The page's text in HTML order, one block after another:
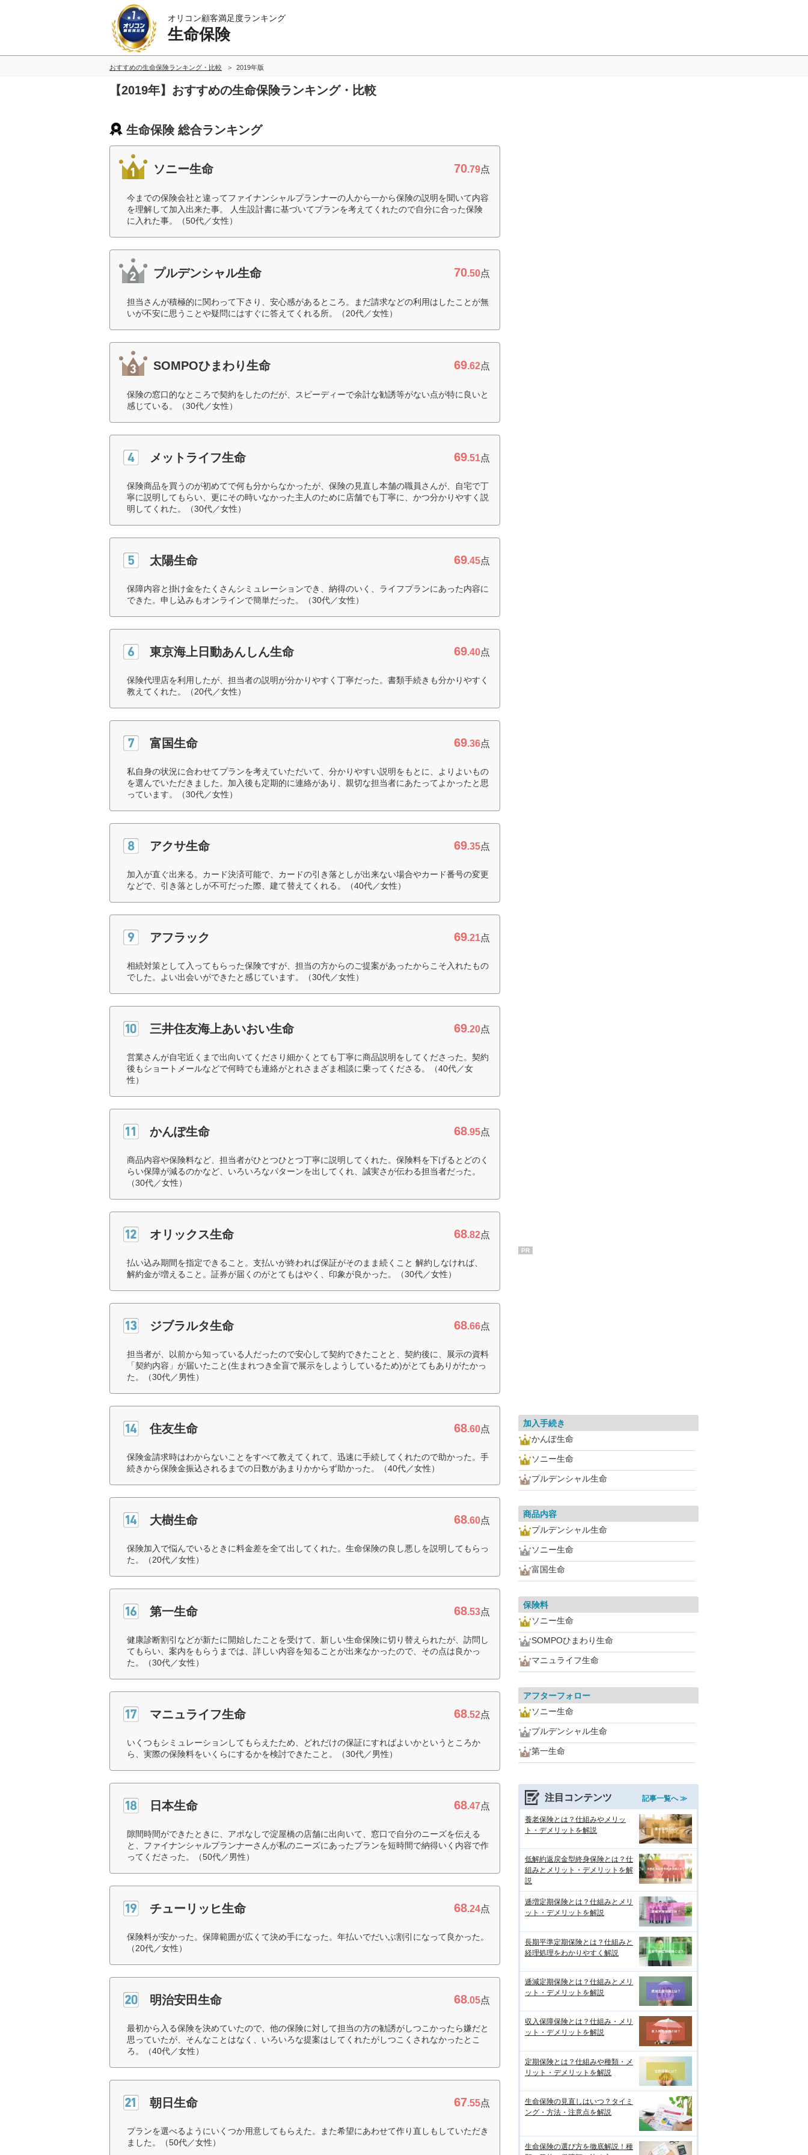
オリコン顧客満足度ランキング
生命保険
おすすめの生命保険ランキング・比較 2019年版
【2019年】おすすめの生命保険ランキング・比較
生命保険 総合ランキング
ソニー生命 70.79点
今までの保険会社と違ってファイナンシャルプランナーの人から一から保険の説明を聞いて内容
を理解して加入出来た事。 人生設計書に基づいてプランを考えてくれたので自分に合った保険
に入れた事。（50代／女性）
プルデンシャル生命 70.50点
担当さんが積極的に関わって下さり、安心感があるところ。まだ請求などの利用はしたことが無
いが不安に思うことや疑問にはすぐに答えてくれる所。（20代／女性）
SOMPOひまわり生命 69.62点
保険の窓口的なところで契約をしたのだが、スピーディーで余計な勧誘等がない点が特に良いと
感じている。（30代／女性）
メットライフ生命 69.51点
保険商品を買うのが初めてで何も分からなかったが、保険の見直し本舗の職員さんが、自宅で丁
寧に説明してもらい、更にその時いなかった主人のために店舗でも丁寧に、かつ分かりやすく説
明してくれた。（30代／女性）
太陽生命 69.45点
保障内容と掛け金をたくさんシミュレーションでき、納得のいく、ライフプランにあった内容に
できた。申し込みもオンラインで簡単だった。（30代／女性）
東京海上日動あんしん生命 69.40点
保険代理店を利用したが、担当者の説明が分かりやすく丁寧だった。書類手続きも分かりやすく
教えてくれた。（20代／女性）
富国生命 69.36点
私自身の状況に合わせてプランを考えていただいて、分かりやすい説明をもとに、よりよいもの
を選んでいただきました。加入後も定期的に連絡があり、親切な担当者にあたってよかったと思
っています。（30代／女性）
アクサ生命 69.35点
加入が直ぐ出来る。カード決済可能で、カードの引き落としが出来ない場合やカード番号の変更
などで、引き落としが不可だった際、建て替えてくれる。（40代／女性）
アフラック 69.21点
相続対策として入ってもらった保険ですが、担当の方からのご提案があったからこそ入れたもの
でした。よい出会いができたと感じています。（30代／女性）
三井住友海上あいおい生命 69.20点
営業さんが自宅近くまで出向いてくださり細かくとても丁寧に商品説明をしてくださった。契約
後もショートメールなどで何時でも連絡がとれさまざま相談に乗ってくださる。（40代／女
性）
かんぽ生命 68.95点
商品内容や保険料など、担当者がひとつひとつ丁寧に説明してくれた。保険料を下げるとどのく
らい保障が減るのかなど、いろいろなパターンを出してくれ、誠実さが伝わる担当者だった。
（30代／女性）
オリックス生命 68.82点
払い込み期間を指定できること。支払いが終われば保証がそのまま続くこと 解約しなければ、
解約金が増えること。証券が届くのがとてもはやく、印象が良かった。（30代／女性）
ジブラルタ生命 68.66点
担当者が、以前から知っている人だったので安心して契約できたことと、契約後に、展示の資料
「契約内容」が届いたこと(生まれつき全盲で展示をしようしているため)がとてもありがたかっ
た。（30代／男性）
住友生命 68.60点
保険金請求時はわからないことをすべて教えてくれて、迅速に手続してくれたので助かった。手
続きから保険金振込されるまでの日数があまりかからず助かった。（40代／女性）
大樹生命 68.60点
保険加入で悩んでいるときに料金差を全て出してくれた。生命保険の良し悪しを説明してもらっ
た。（20代／女性）
第一生命 68.53点
健康診断割引などが新たに開始したことを受けて、新しい生命保険に切り替えられたが、訪問し
てもらい、案内をもらうまでは、詳しい内容を知ることが出来なかったので、その点は良かっ
た。（30代／女性）
マニュライフ生命 68.52点
いくつもシミュレーションしてもらえたため、どれだけの保証にすればよいかというところか
ら、実際の保険料をいくらにするかを検討できたこと。（30代／男性）
日本生命 68.47点
隙間時間ができたときに、アポなしで淀屋橋の店舗に出向いて、窓口で自分のニーズを伝える
と、ファイナンシャルプランナーさんが私のニーズにあったプランを短時間で納得いく内容で作
ってくださった。（50代／男性）
チューリッヒ生命 68.24点
保険料が安かった。保障範囲が広くて決め手になった。年払いでだいぶ割引になって良かった。
（20代／女性）
明治安田生命 68.05点
最初から入る保険を決めていたので、他の保険に対して担当の方の勧誘がしつこかったら嫌だと
思っていたが、そんなことはなく、いろいろな提案はしてくれたがしつこくされなかったとこ
ろ。（40代／女性）
朝日生命 67.55点
プランを選べるようにいくつか用意してもらえた。また希望にあわせて作り直しもしていただき
ました。（50代／女性）
PR
加入手続き
かんぽ生命
ソニー生命
プルデンシャル生命
商品内容
プルデンシャル生命
ソニー生命
富国生命
保険料
ソニー生命
SOMPOひまわり生命
マニュライフ生命
アフターフォロー
ソニー生命
プルデンシャル生命
第一生命
注目コンテンツ 記事一覧へ ≫
養老保険とは？仕組みやメリッ
ト・デメリットを解説
低解約返戻金型終身保険とは？仕
組みとメリット・デメリットを解
説
逓増定期保険とは？仕組みとメリ
ット・デメリットを解説
長期平準定期保険とは？仕組みと
経理処理をわかりやすく解説
逓減定期保険とは？仕組みとメリ
ット・デメリットを解説
収入保障保険とは？仕組み・メリ
ット・デメリットを解説
定期保険とは？仕組みや種類・メ
リット・デメリットを解説
生命保険の見直しはいつ？タイミ
ング・方法・注意点を解説
生命保険の選び方を徹底解説！種